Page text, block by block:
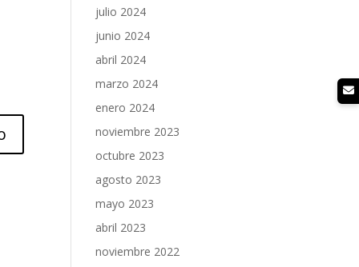
julio 2024
junio 2024
abril 2024
marzo 2024
enero 2024
noviembre 2023
octubre 2023
agosto 2023
mayo 2023
abril 2023
noviembre 2022